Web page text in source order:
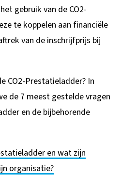
gebruik van de CO2-
te koppelen aan financiële
van de inschrijfprijs bij
CO2-Prestatieladder? In
de 7 meest gestelde vragen
en de bijbehorende
en wat zijn
organisatie?